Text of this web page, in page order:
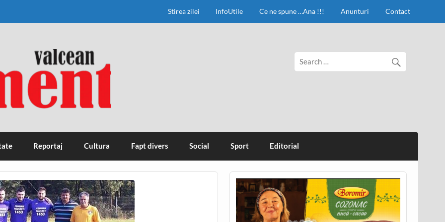
Stirea zilei InfoUtile Ce ne spune …Ana !!! Anunturi Contact
Reportaj Cultura Fapt divers Social Sport Editorial